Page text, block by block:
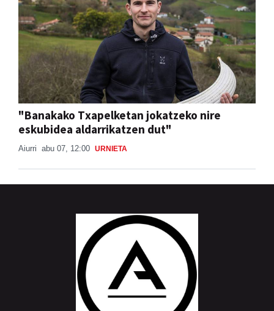
"Banakako Txapelketan jokatzeko nire
eskubidea aldarrikatzen dut"
Aiurri abu 07, 12:00 URNIETA